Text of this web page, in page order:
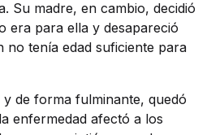
Su madre, en cambio, decidió
era para ella y desapareció
no tenía edad suficiente para
y de forma fulminante, quedó
enfermedad afectó a los